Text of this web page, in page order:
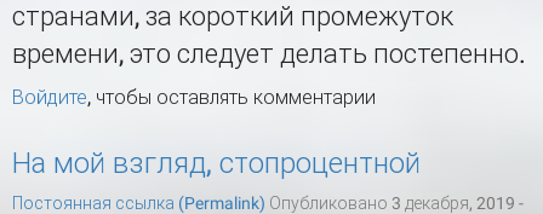
странами, за короткий промежуток
времени, это следует делать постепенно.
Войдите, чтобы оставлять комментарии
На мой взгляд, стопроцентной
Постоянная ссылка (Permalink) Опубликовано 3 декабря, 2019 -